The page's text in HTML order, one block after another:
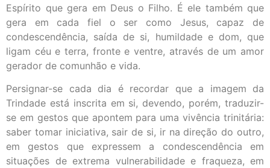
Espírito que gera em Deus o Filho. É ele também que
gera em cada fiel o ser como Jesus, capaz de
condescendência, saída de si, humildade e dom, que
ligam céu e terra, fronte e ventre, através de um amor
gerador de comunhão e vida.
Persignar-se cada dia é recordar que a imagem da
Trindade está inscrita em si, devendo, porém, traduzir-
se em gestos que apontem para uma vivência trinitária:
saber tomar iniciativa, sair de si, ir na direção do outro,
em gestos que expressem a condescendência em
situações de extrema vulnerabilidade e fraqueza, em